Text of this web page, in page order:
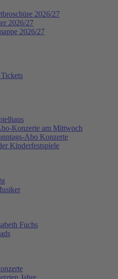
2026/27
2026/27
2026/27
Konzerte am Mittwoch
Abo Konzerte
Kinderfestspiele
Fuchs
Jahre